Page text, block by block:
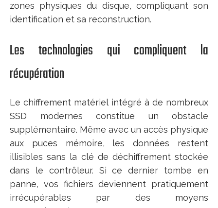
zones physiques du disque, compliquant son
identification et sa reconstruction.
Les technologies qui compliquent la
récupération
Le chiffrement matériel intégré à de nombreux
SSD modernes constitue un obstacle
supplémentaire. Même avec un accès physique
aux puces mémoire, les données restent
illisibles sans la clé de déchiffrement stockée
dans le contrôleur. Si ce dernier tombe en
panne, vos fichiers deviennent pratiquement
irrécupérables par des moyens